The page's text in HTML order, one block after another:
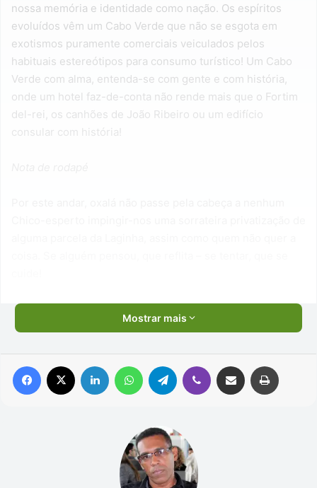
nossa memória e identidade como nação. Os espíritos
evoluídos vêm um Cabo Verde que não se esgota em
exotismos puramente comerciais veiculados pelos
habituais estereótipos para consumo turístico! Um Cabo
Verde com alma, entenda-se com gente e com história,
onde um hotel faz-de-conta não rende mais que o Fortim
del-rei, os canhões de João Ribeiro ou um edifício
consular com história!
Mostrar mais
Facebook Linkedin WhatsAppTelegram Viber Compartilhar via e-mail